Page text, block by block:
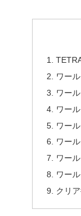
ワー
ワー
ワー
ワー
ワー
ワー
ワー
クリ